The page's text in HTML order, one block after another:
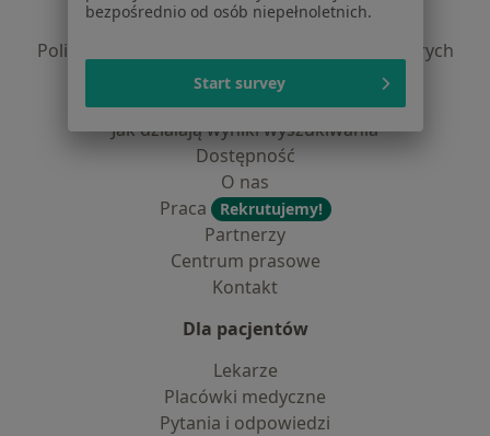
Polityka prywatności profesjonalistów
Polityka prywatności dla profesjonalistów, których
dane pozyskaliśmy samodzielnie
Polityka cookies
Jak działają wyniki wyszukiwania
Dostępność
O nas
Praca
Rekrutujemy!
Partnerzy
Centrum prasowe
Kontakt
Dla pacjentów
Lekarze
Placówki medyczne
Pytania i odpowiedzi
bezpośrednio od osób niepełnoletnich.
Start survey